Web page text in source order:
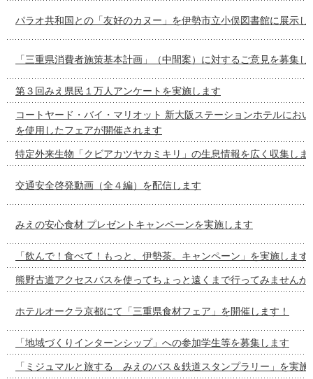
パラオ共和国との「友好のカヌー」を伊勢市立小俣図書館に展示し
「三重県消費者施策基本計画」（中間案）に対するご意見を募集し
第３回みえ県民１万人アンケートを実施します
コートヤード・バイ・マリオット 新大阪ステーションホテルにお
を使用したフェアが開催されます
特定外来生物「クビアカツヤカミキリ」の生息情報を広く収集しま
交通安全啓発動画（全４編）を配信します
みえの安心食材 プレゼントキャンペーンを実施します
「飲んで！食べて！もっと、伊勢茶。キャンペーン」を実施します
熊野古道アクセスバスを使ってちょっと遠くまで行ってみませんか
ホテルオークラ京都にて「三重県食材フェア」を開催します！
「地域づくりインターンシップ」への参加学生等を募集します
「ミジュマルと旅する みえのバス＆鉄道スタンプラリー」を実施